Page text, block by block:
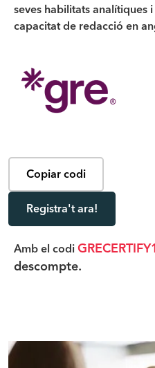
seves habilitats analítiques
capacitat de redacció en
Copiar codi
Registra't ara!
Amb el codi
descompte.